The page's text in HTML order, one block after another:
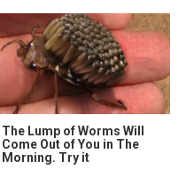
The Lump of Worms Will
Come Out of You in The
Morning. Try it